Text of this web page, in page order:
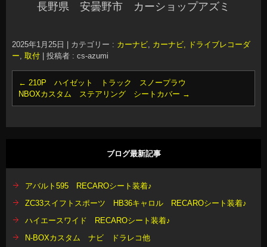
長野県 安曇野市 カーショップアズミ
2025年1月25日 カテゴリー : カーナビ, カーナビ, ドライブレコーダ
ー, 取付 投稿者 : cs-azumi
← 210P ハイゼット トラック スノープラウ
NBOXカスタム ステアリング シートカバー →
ブログ最新記事
アバルト595 RECAROシート装着♪
ZC33スイフトスポーツ HB36キャロル RECAROシート装着♪
ハイエースワイド RECAROシート装着♪
N-BOXカスタム ナビ ドラレコ他